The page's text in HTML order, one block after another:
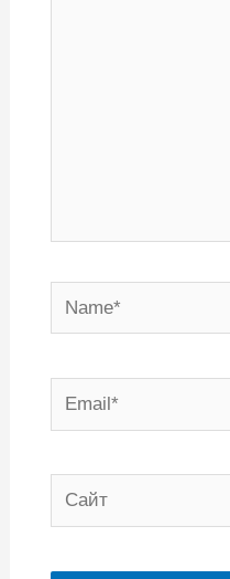
Name*
Email*
Сайт